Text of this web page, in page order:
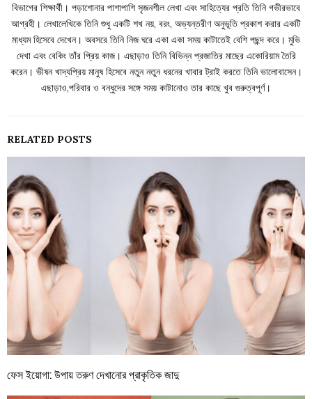
বিভাগের শিক্ষার্থী। পড়াশোনার পাশাপাশি সৃজনশীল লেখা এবং সাহিত্যের প্রতি তিনি গভীরভাবে
আগ্রহী। লেখালেখিকে তিনি শুধু একটি শখ নয়, বরং, অভ্যন্তরীণ অনুভূতি প্রকাশ করার একটি
মাধ্যম হিসেবে দেখেন। অবসরে তিনি নিজ ঘরে একা একা সময় কাটাতেই বেশি পছন্দ করে। মুভি
দেখা এবং বেকিং তাঁর প্রিয় কাজ। এছাড়াও তিনি বিভিন্ন প্রজাতির মাছের একোরিয়াম তৈরি
করেন। ভীষন খাদ্যপ্রিয় মানুষ হিসেবে নতুন নতুন ধরনের খাবার ট্রাই করতে তিনি ভালোবাসেন।
এছাড়াও,পরিবার ও বন্ধুদের সঙ্গে সময় কাটানোও তার কাছে খুব গুরুত্বপূর্ণ।
RELATED POSTS
ফেস ইয়োগা: উপায় তরুণ দেখানোর প্রাকৃতিক জাদু